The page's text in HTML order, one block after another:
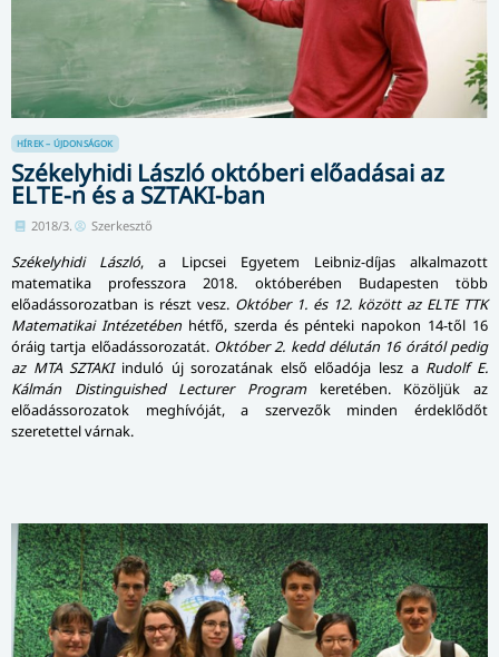
HÍREK – ÚJDONSÁGOK
Székelyhidi László októberi előadásai az
ELTE-n és a SZTAKI-ban
2018/3. Szerkesztő
Székelyhidi László, a Lipcsei Egyetem Leibniz-díjas alkalmazott
matematika professzora 2018. októberében Budapesten több
előadássorozatban is részt vesz. Október 1. és 12. között az ELTE TTK
Matematikai Intézetébenhétfő, szerda és pénteki napokon 14-től 16
óráig tartja előadássorozatát. Október 2. kedd délután 16 órától pedig
az MTA SZTAKIinduló új sorozatának első előadója lesz a Rudolf E.
Kálmán Distinguished Lecturer Programkeretében. Közöljük az
előadássorozatok meghívóját, a szervezők minden érdeklődőt
szeretettel várnak.